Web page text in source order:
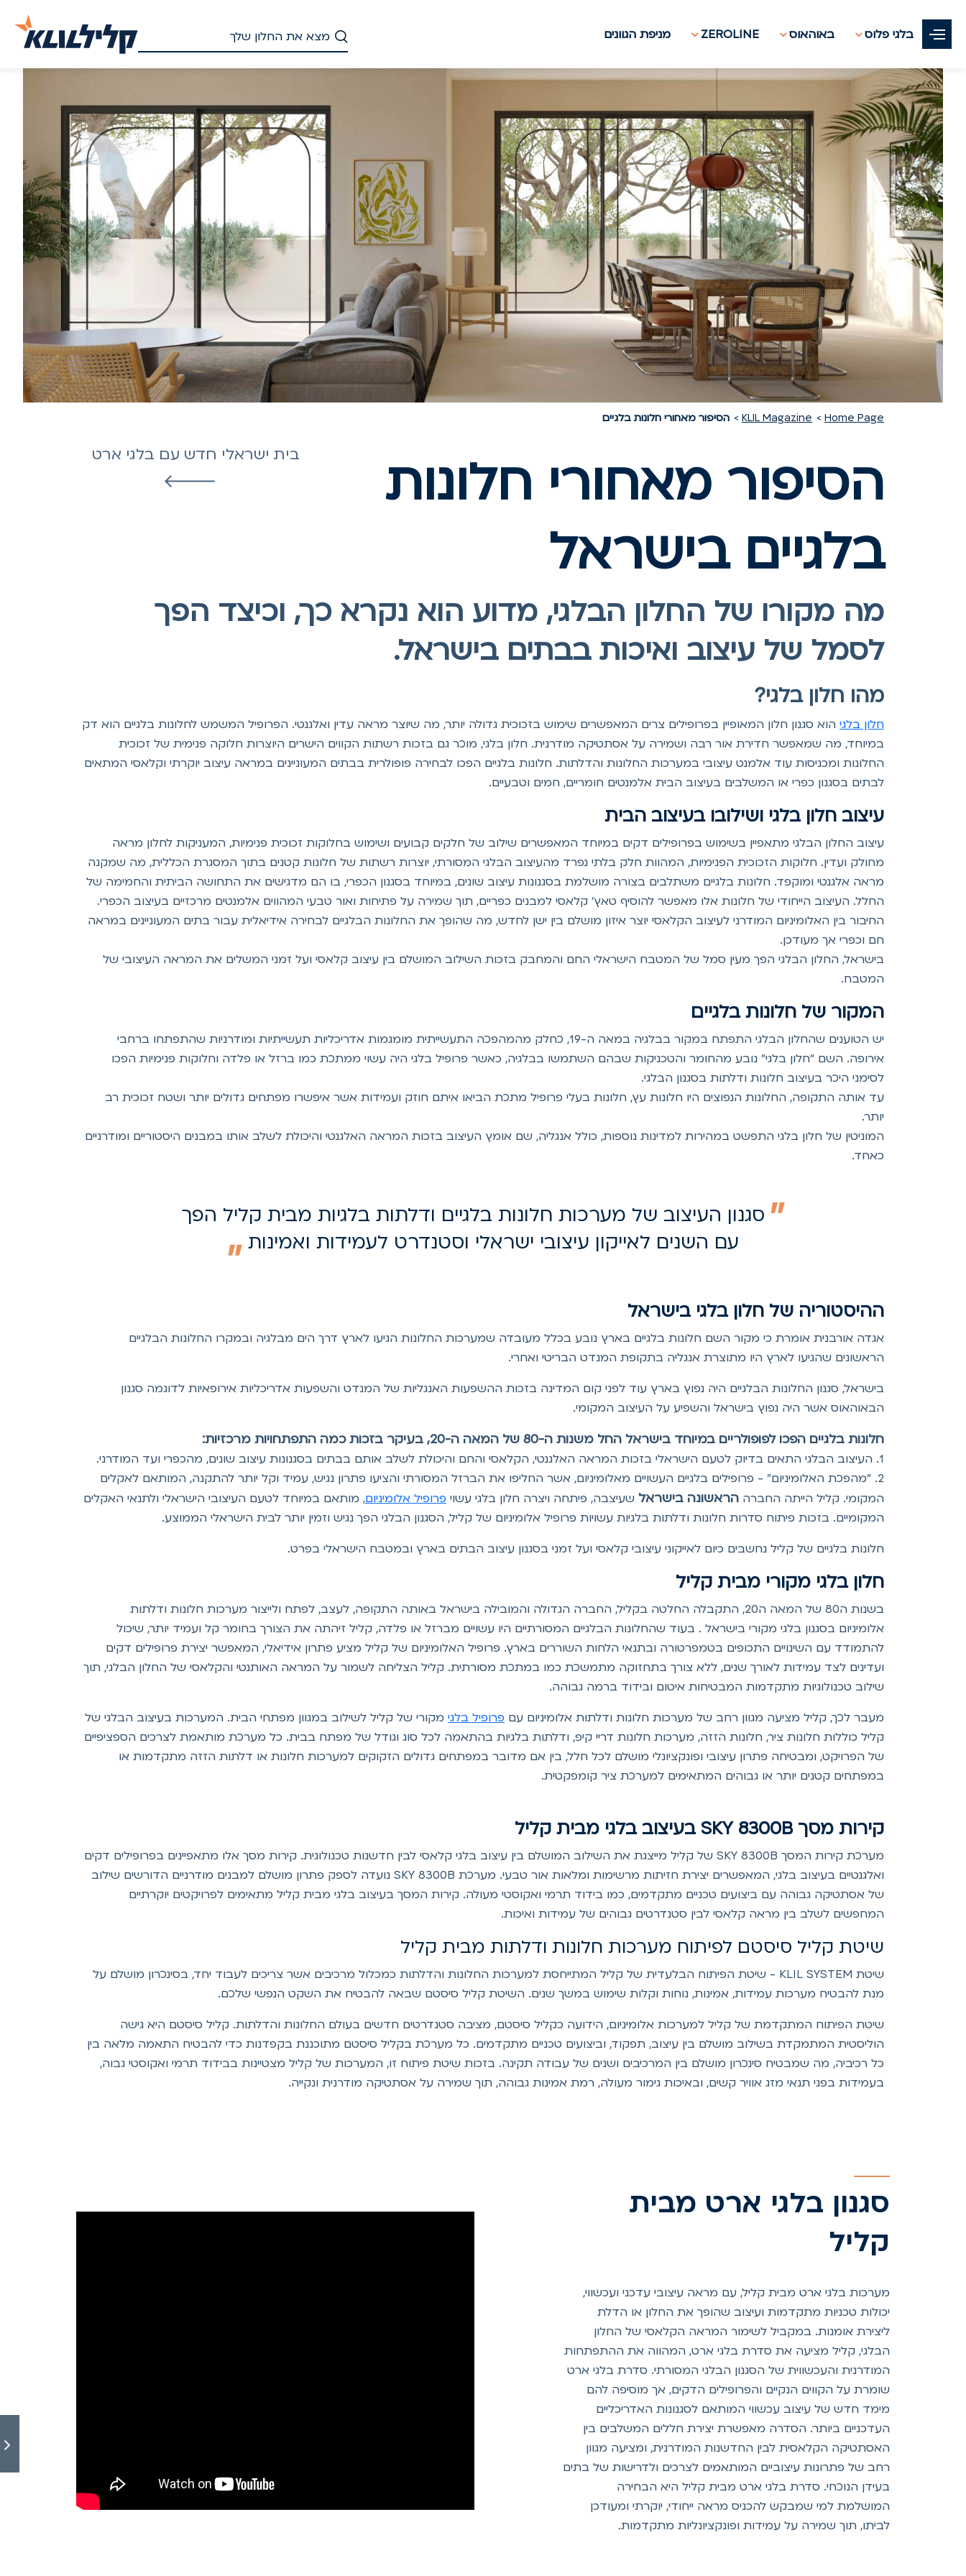
בלגי פלוס באוהאוס ZEROLINE מניפת הגוונים
Home Page
KLIL Magazine הסיפור מאחורי חלונות בלגיים
הסיפור מאחורי חלונות
בלגיים בישראל
בית ישראלי חדש עם בלגי ארט
מה מקורו של החלון הבלגי, מדוע הוא נקרא כך, וכיצד הפך
לסמל של עיצוב ואיכות בבתים בישראל.
מהו חלון בלגי?
חלון בלגי הוא סגנון חלון המאופיין בפרופילים צרים המאפשרים שימוש בזכוכית גדולה יותר, מה שיוצר מראה עדין ואלגנטי. הפרופיל המשמש לחלונות בלגיים הוא דק
במיוחד, מה שמאפשר חדירת אור רבה ושמירה על אסתטיקה מודרנית. חלון בלגי, מוכר גם בזכות רשתות הקווים הישרים היוצרות חלוקה פנימית של זכוכית
החלונות ומכניסות עוד אלמנט עיצובי במערכות החלונות והדלתות. חלונות בלגיים הפכו לבחירה פופולרית בבתים המעוניינים במראה עיצוב יוקרתי וקלאסי המתאים
לבתים בסגנון כפרי או המשלבים בעיצוב הבית אלמנטים חומריים, חמים וטבעיים.
עיצוב חלון בלגי ושילובו בעיצוב הבית
עיצוב החלון הבלגי מתאפיין בשימוש בפרופילים דקים במיוחד המאפשרים שילוב של חלקים קבועים ושימוש בחלוקות זכוכית פנימיות, המעניקות לחלון מראה
מחולק ועדין. חלוקות הזכוכית הפנימיות, המהוות חלק בלתי נפרד מהעיצוב הבלגי המסורתי, יוצרות רשתות של חלונות קטנים בתוך המסגרת הכללית, מה שמקנה
מראה אלגנטי ומוקפד. חלונות בלגיים משתלבים בצורה מושלמת בסגנונות עיצוב שונים, במיוחד בסגנון הכפרי, בו הם מדגישים את התחושה הביתית והחמימה של
החלל. העיצוב הייחודי של חלונות אלו מאפשר להוסיף טאץ' קלאסי למבנים כפריים, תוך שמירה על פתיחות ואור טבעי המהווים אלמנטים מרכזיים בעיצוב הכפרי.
החיבור בין האלומיניום המודרני לעיצוב הקלאסי יוצר איזון מושלם בין ישן לחדש, מה שהופך את החלונות הבלגיים לבחירה אידיאלית עבור בתים המעוניינים במראה
חם וכפרי אך מעודכן.
בישראל, החלון הבלגי הפך מעין סמל של המטבח הישראלי החם והמחבק בזכות השילוב המושלם בין עיצוב קלאסי ועל זמני המשלים את המראה העיצובי של
המטבח.
המקור של חלונות בלגיים
יש הטוענים שהחלון הבלגי התפתח במקור בבלגיה במאה ה-19, כחלק מהמהפכה התעשייתית מומגמות אדריכליות תעשייתיות ומודרניות שהתפתחו ברחבי
אירופה. השם "חלון בלגי" נובע מהחומר והטכניקות שבהם השתמשו בבלגיה, כאשר פרופיל בלגי היה עשוי ממתכת כמו ברזל או פלדה וחלוקות פנימיות הפכו
לסימני היכר בעיצוב חלונות ודלתות בסגנון הבלגי.
עד אותה התקופה, החלונות הנפוצים היו חלונות עץ, חלונות בעלי פרופיל מתכת הביאו איתם חוזק ועמידות אשר איפשרו מפתחים גדולים יותר ושטח זכוכית רב
יותר.
המוניטין של חלון בלגי התפשט במהירות למדינות נוספות, כולל אנגליה, שם אומץ העיצוב בזכות המראה האלגנטי והיכולת לשלב אותו במבנים היסטוריים ומודרניים
כאחד.
סגנון העיצוב של מערכות חלונות בלגיים ודלתות בלגיות מבית קליל הפך
עם השנים לאייקון עיצובי ישראלי וסטנדרט לעמידות ואמינות
ההיסטוריה של חלון בלגי בישראל
אגדה אורבנית אומרת כי מקור השם חלונות בלגיים בארץ נובע בכלל מעובדה שמערכות החלונות הגיעו לארץ דרך הים מבלגיה ובמקרו החלונות הבלגיים
הראשונים שהגיעו לארץ היו מתוצרת אנגליה בתקופת המנדט הבריטי ואחרי.
בישראל, סגנון החלונות הבלגיים היה נפוץ בארץ עוד לפני קום המדינה בזכות ההשפעות האנגליות של המנדט והשפעות אדריכליות אירופאיות לדוגמה סגנון
הבאוהאוס אשר היה נפוץ בישראל והשפיע על העיצוב המקומי.
חלונות בלגיים הפכו לפופולריים במיוחד בישראל החל משנות ה-80 של המאה ה-20, בעיקר בזכות כמה התפתחויות מרכזיות:
1. העיצוב הבלגי התאים בדיוק לטעם הישראלי בזכות המראה האלגנטי, הקלאסי והחם והיכולת לשלב אותם בבתים בסגנונות עיצוב שונים, מהכפרי ועד המודרני.
2. "מהפכת האלומיניום" - פרופילים בלגיים העשויים מאלומיניום, אשר החליפו את הברזל המסורתי והציעו פתרון נגיש, עמיד וקל יותר להתקנה, המותאם לאקלים
המקומי. קליל הייתה החברה הראשונה בישראל שעיצבה, פיתחה ויצרה חלון בלגי עשוי פרופיל אלומיניום, מותאם במיוחד לטעם העיצובי הישראלי ולתנאי האקלים
המקומיים. בזכות פיתוח סדרות חלונות ודלתות בלגיות עשויות פרופיל אלומיניום של קליל, הסגנון הבלגי הפך נגיש וזמין יותר לבית הישראלי הממוצע.
חלונות בלגיים של קליל נחשבים כיום לאייקוני עיצובי קלאסי ועל זמני בסגנון עיצוב הבתים בארץ ובמטבח הישראלי בפרט.
חלון בלגי מקורי מבית קליל
בשנות ה80 של המאה ה20, התקבלה החלטה בקליל, החברה הגדולה והמובילה בישראל באותה התקופה, לעצב, לפתח ולייצור מערכות חלונות ודלתות
אלומיניום בסגנון בלגי מקורי בישראל . בעוד שהחלונות הבלגיים המסורתיים היו עשויים מברזל או פלדה, קליל זיהתה את הצורך בחומר קל ועמיד יותר, שיכול
להתמודד עם השינויים התכופים בטמפרטורה ובתנאי הלחות השוררים בארץ. פרופיל האלומיניום של קליל מציע פתרון אידיאלי, המאפשר יצירת פרופילים דקים
ועדינים לצד עמידות לאורך שנים, ללא צורך בתחזוקה מתמשכת כמו במתכת מסורתית. קליל הצליחה לשמור על המראה האותנטי והקלאסי של החלון הבלגי, תוך
שילוב טכנולוגיות מתקדמות המבטיחות איטום ובידוד ברמה גבוהה.
מעבר לכך, קליל מציעה מגוון רחב של מערכות חלונות ודלתות אלומיניום עם פרופיל בלגי מקורי של קליל לשילוב במגוון מפתחי הבית. המערכות בעיצוב הבלגי של
קליל כוללות חלונות ציר, חלונות הזזה, מערכות חלונות דריי קיפ, ודלתות בלגיות בהתאמה לכל סוג וגודל של מפתח בבית. כל מערכת מותאמת לצרכים הספציפיים
של הפרויקט, ומבטיחה פתרון עיצובי ופונקציונלי מושלם לכל חלל, בין אם מדובר במפתחים גדולים הזקוקים למערכות חלונות או דלתות הזזה מתקדמות או
במפתחים קטנים יותר או גבוהים המתאימים למערכת ציר קומפקטית.
קירות מסך SKY 8300B בעיצוב בלגי מבית קליל
מערכת קירות המסך SKY 8300B של קליל מייצגת את השילוב המושלם בין עיצוב בלגי קלאסי לבין חדשנות טכנולוגית. קירות מסך אלו מתאפיינים בפרופילים דקים
ואלגנטיים בעיצוב בלגי, המאפשרים יצירת חזיתות מרשימות ומלאות אור טבעי. מערכת SKY 8300B נועדה לספק פתרון מושלם למבנים מודרניים הדורשים שילוב
של אסתטיקה גבוהה עם ביצועים טכניים מתקדמים, כמו בידוד תרמי ואקוסטי מעולה. קירות המסך בעיצוב בלגי מבית קליל מתאימים לפרויקטים יוקרתיים
המחפשים לשלב בין מראה קלאסי לבין סטנדרטים גבוהים של עמידות ואיכות.
שיטת קליל סיסטם לפיתוח מערכות חלונות ודלתות מבית קליל
שיטת KLIL SYSTEM - שיטת הפיתוח הבלעדית של קליל המתייחסת למערכות החלונות והדלתות כמכלול מרכיבים אשר צריכים לעבוד יחד, בסינכרון מושלם על
מנת להבטיח מערכות עמידות, אמינות, נוחות וקלות שימוש במשך שנים. השיטת קליל סיסטם שבאה להבטיח את השקט הנפשי שלכם.
שיטת הפיתוח המתקדמת של קליל למערכות אלומיניום, הידועה כקליל סיסטם, מציבה סטנדרטים חדשים בעולם החלונות והדלתות. קליל סיסטם היא גישה
הוליסטית המתמקדת בשילוב מושלם בין עיצוב, תפקוד, וביצועים טכניים מתקדמים. כל מערכת בקליל סיסטם מתוכננת בקפדנות כדי להבטיח התאמה מלאה בין
כל רכיביה, מה שמבטיח סינכרון מושלם בין המרכיבים ושנים של עבודה תקינה. בזכות שיטת פיתוח זו, המערכות של קליל מצטיינות בבידוד תרמי ואקוסטי גבוה,
בעמידות בפני תנאי מזג אוויר קשים, ובאיכות גימור מעולה, רמת אמינות גבוהה, תוך שמירה על אסתטיקה מודרנית ונקייה.
סגנון בלגי ארט מבית
קליל
מערכות בלגי ארט מבית קליל, עם מראה עיצובי עדכני ועכשווי,
יכולות טכניות מתקדמות ועיצוב שהופך את החלון או הדלת
ליצירת אומנות. במקביל לשימור המראה הקלאסי של החלון
הבלגי, קליל מציעה את סדרת בלגי ארט, המהווה את ההתפתחות
המודרנית והעכשווית של הסגנון הבלגי המסורתי. סדרת בלגי ארט
שומרת על הקווים הנקיים והפרופילים הדקים, אך מוסיפה להם
מימד חדש של עיצוב עכשווי המותאם לסגנונות האדריכליים
העדכניים ביותר. הסדרה מאפשרת יצירת חללים המשלבים בין
האסתטיקה הקלאסית לבין החדשנות המודרנית, ומציעה מגוון
רחב של פתרונות עיצוביים המותאמים לצרכים ולדרישות של בתים
בעידן הנוכחי. סדרת בלגי ארט מבית קליל היא הבחירה
המושלמת למי שמבקש להכניס מראה ייחודי, יוקרתי ומעודכן
לביתו, תוך שמירה על עמידות ופונקציונליות מתקדמות.